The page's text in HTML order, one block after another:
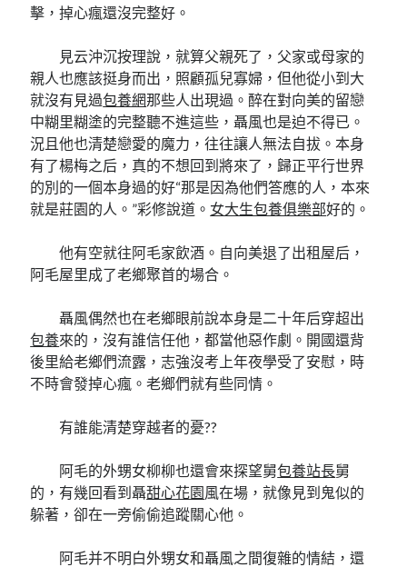
擊，掉心瘋還沒完整好。
見云沖沉按理說，就算父親死了，父家或母家的
親人也應該挺身而出，照顧孤兒寡婦，但他從小到大
就沒有見過包養網那些人出現過。醉在對向美的留戀
中糊里糊塗的完整聽不進這些，聶風也是迫不得已。
況且他也清楚戀愛的魔力，往往讓人無法自拔。本身
有了楊梅之后，真的不想回到將來了，歸正平行世界
的別的一個本身過的好“那是因為他們答應的人，本來
就是莊園的人。”彩修說道。 女大生包養俱樂部好的。
他有空就往阿毛家飲酒。自向美退了出租屋后，
阿毛屋里成了老鄉聚首的場合。
聶風偶然也在老鄉眼前說本身是二十年后穿超出
包養來的，沒有誰信任他，都當他惡作劇。開國還背
後里給老鄉們流露，志強沒考上年夜學受了安慰，時
不時會發掉心瘋。老鄉們就有些同情。
有誰能清楚穿越者的憂??
阿毛的外甥女柳柳也還會來探望舅包養站長舅
的，有幾回看到聶甜心花園風在場，就像見到鬼似的
躲著，卻在一旁偷偷追蹤關心他。
阿毛并不明白外甥女和聶風之間復雜的情結，還